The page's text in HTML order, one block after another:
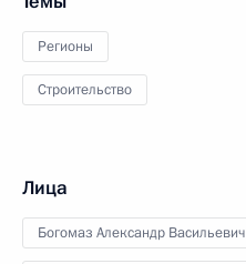
Регионы
Строительство
Лица
Богомаз Александр Васильевич